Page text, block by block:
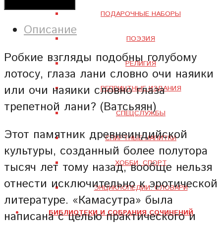
ПОДАРОЧНЫЕ НАБОРЫ
ПОЭЗИЯ
РЕЛИГИЯ
РЕПРИНТНЫЕ ИЗДАНИЯ
СПЕЦСЛУЖБЫ
СПИРТНЫЕ НАПИТКИ
ХОББИ. СПОРТ
ЭНЦИКЛОПЕДИИ. СЛОВАРИ
БИБЛИОТЕКИ И СОБРАНИЯ СОЧИНЕНИЙ
Описание
Робкие взгляды подобны голубому
лотосу, глаза лани словно очи наяики
или очи наяики словно глаза
трепетной лани? (Ватсьяян)
Этот памятник древнеиндийской
культуры, созданный более полутора
тысяч лет тому назад, вообще нельзя
отнести исключительно к эротической
литературе. «Камасутра» была
написана с целью практического и